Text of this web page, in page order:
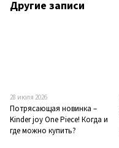
Другие записи
28 июля 2026
Потрясающая новинка –
Kinder joy One Piece! Когда и
где можно купить?